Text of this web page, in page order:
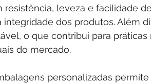
resistência, leveza e facilidade
integridade dos produtos. Além
o que contribui para
do mercado.
personalizadas